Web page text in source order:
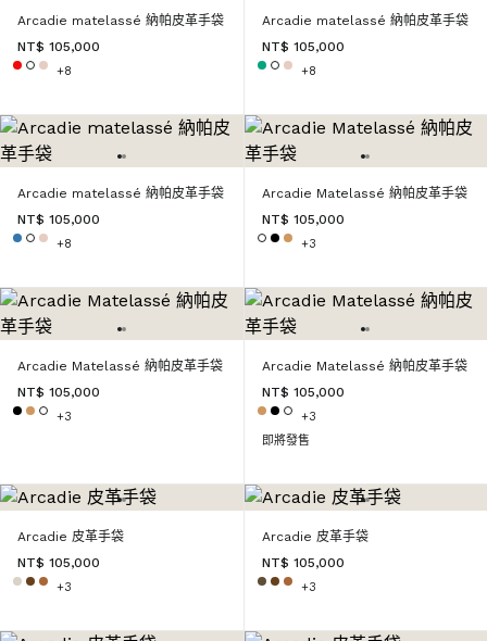
Arcadie matelassé 納帕皮革手袋
NT$ 105,000
+8
Arcadie matelassé 納帕皮革手袋
NT$ 105,000
+8
Arcadie matelassé 納帕皮革手袋
NT$ 105,000
+8
Arcadie Matelassé 納帕皮革手袋
NT$ 105,000
+3
Arcadie Matelassé 納帕皮革手袋
NT$ 105,000
+3
Arcadie Matelassé 納帕皮革手袋
NT$ 105,000
+3
即將發售
Arcadie 皮革手袋
NT$ 105,000
+3
Arcadie 皮革手袋
NT$ 105,000
+3